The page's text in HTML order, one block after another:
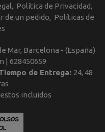
Política de Privacidad
de un pedido
Políticas de
Mar, Barcelona - (España)
| 628450659
de Entrega: 24, 48
incluidos